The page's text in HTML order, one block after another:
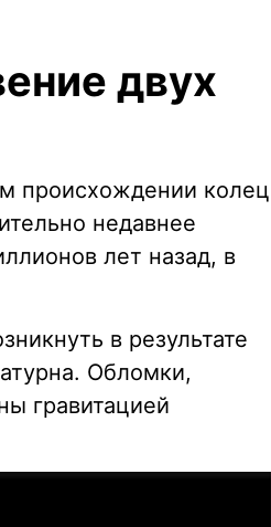
двух
происхождении колец
недавнее
лет назад, в
в результате
Обломки,
гравитацией